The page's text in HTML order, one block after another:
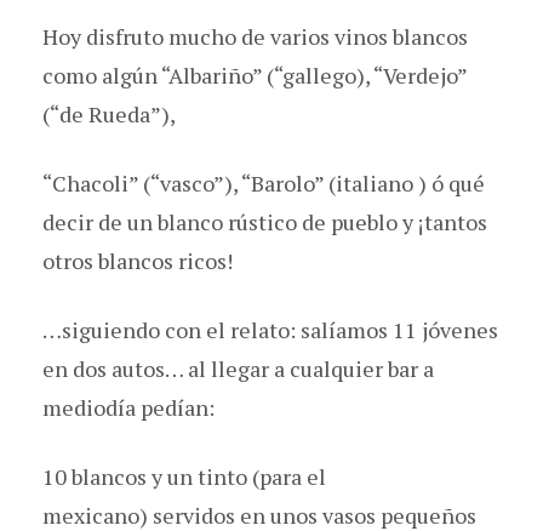
Hoy disfruto mucho de varios vinos blancos
como algún “Albariño” (“gallego), “Verdejo”
(“de Rueda”),
“Chacoli” (“vasco”), “Barolo” (italiano ) ó qué
decir de un blanco rústico de pueblo y ¡tantos
otros blancos ricos!
…siguiendo con el relato: salíamos 11 jóvenes
en dos autos… al llegar a cualquier bar a
mediodía pedían:
10 blancos y un tinto (para el
mexicano) servidos en unos vasos pequeños